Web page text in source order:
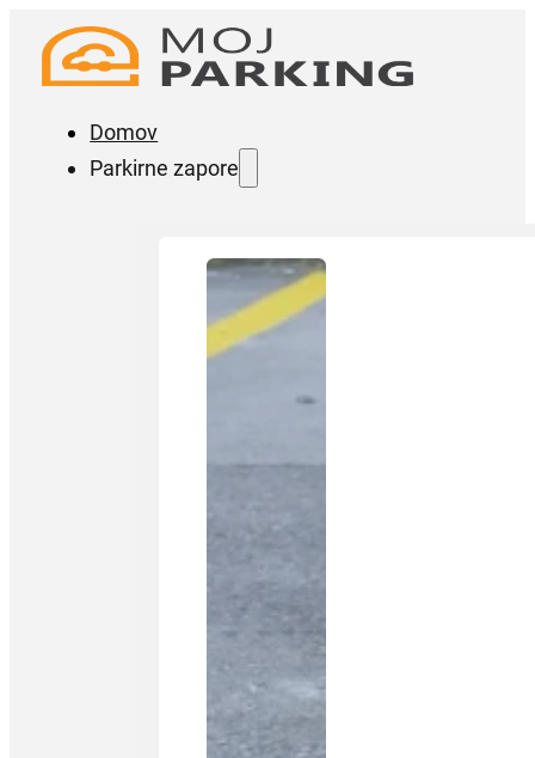
Domov
Parkirne zapore